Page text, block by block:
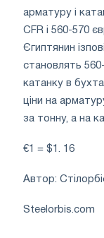
арматуру і
CFR і 560-570
Єгиптянин
становлять
катанку в
ціни на
за тонну, а на
€1 = $1. 16
Автор:
Steelorbis.com